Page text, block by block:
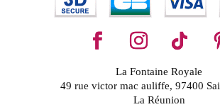
La Fontaine Royale
49 rue victor mac auliffe, 97400
La Réunion